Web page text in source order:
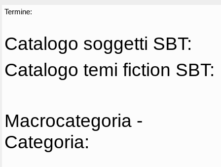
Termine:
Catalogo soggetti SBT:
Catalogo temi fiction SBT:
Macrocategoria -
Categoria: